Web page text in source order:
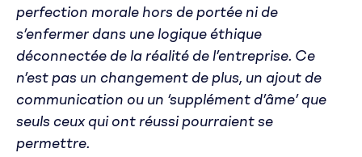
perfection morale hors de portée ni de
s’enfermer dans une logique éthique
déconnectée de la réalité de l’entreprise. Ce
n’est pas un changement de plus, un ajout de
communication ou un ‘supplément d’âme’ que
seuls ceux qui ont réussi pourraient se
permettre.